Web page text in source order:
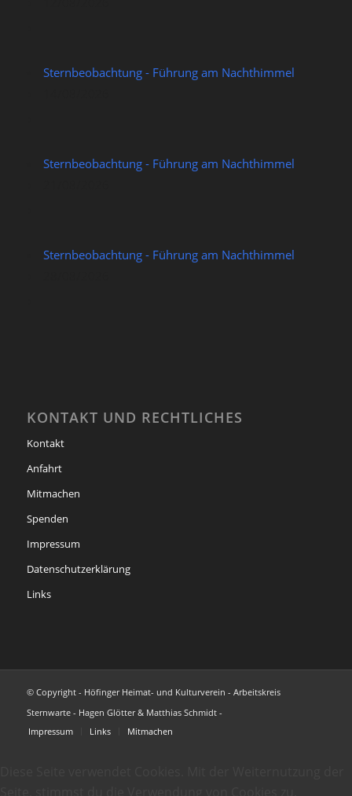
Sternbeobachtung - Führung am Nachthimmel
Sternbeobachtung - Führung am Nachthimmel
Sternbeobachtung - Führung am Nachthimmel
KONTAKT UND RECHTLICHES
Kontakt
Anfahrt
Mitmachen
Spenden
Impressum
Datenschutzerklärung
Links
© Copyright - Höfinger Heimat- und Kulturverein - Arbeitskreis
Sternwarte - Hagen Glötter & Matthias Schmidt -
Impressum
Links Mitmachen